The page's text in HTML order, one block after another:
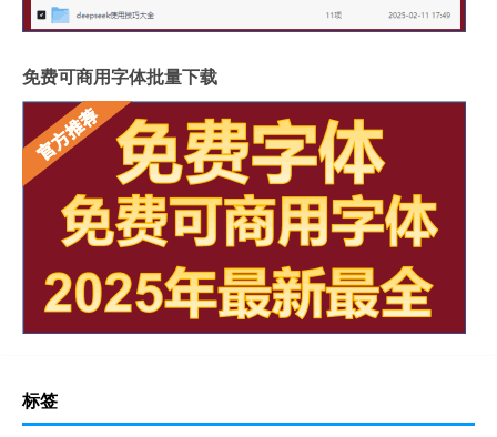
免费可商用字体批量下载
标签